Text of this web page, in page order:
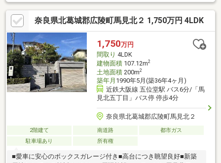
奈良県北葛城郡広陵町馬見北２ 1,750万円 4LDK
1,750万円
間取り 4LDK
建物面積107.12m2
土地面積200m2
築年月 1990年5月(築36年4ヶ月)
近鉄大阪線 五位堂駅 バス6分/「馬
見北五丁目」バス停 停歩4分
奈良県北葛城郡広陵町馬見北２
2階建て 南道路
都市ガス
駐車場あり
所有権
■愛車に安心のボックスガレージ付き■高台につき眺望良好■新築